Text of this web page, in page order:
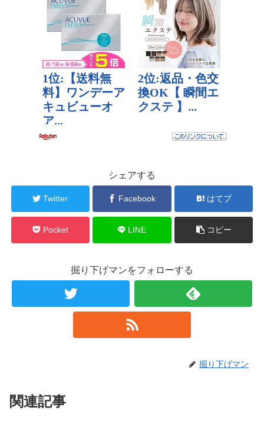
シェアする
Twitter Facebook はてブ
Pocket LINE コピー
掘り下げマンをフォローする
掘り下げマン
関連記事